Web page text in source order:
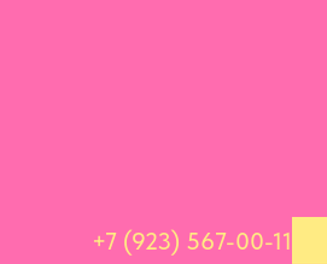
+7 (923) 567-00-11